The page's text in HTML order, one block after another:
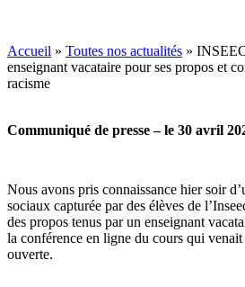
Accueil » Toutes nos actualités »
enseignant vacataire pour ses propos et
racisme
Communiqué de presse – le 30 avril
Nous avons pris connaissance hier soir
sociaux capturée par des élèves de
des propos tenus par un enseignant
la conférence en ligne du cours qui venait
ouverte.